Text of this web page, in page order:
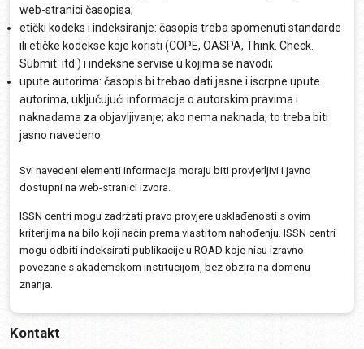
web-stranici časopisa;
etički kodeks i indeksiranje: časopis treba spomenuti standarde
ili etičke kodekse koje koristi (COPE, OASPA, Think. Check.
Submit. itd.) i indeksne servise u kojima se navodi;
upute autorima: časopis bi trebao dati jasne i iscrpne upute
autorima, uključujući informacije o autorskim pravima i
naknadama za objavljivanje; ako nema naknada, to treba biti
jasno navedeno.
Svi navedeni elementi informacija moraju biti provjerljivi i javno
dostupni na web-stranici izvora.
ISSN centri mogu zadržati pravo provjere usklađenosti s ovim
kriterijima na bilo koji način prema vlastitom nahođenju. ISSN centri
mogu odbiti indeksirati publikacije u ROAD koje nisu izravno
povezane s akademskom institucijom, bez obzira na domenu
znanja.
Kontakt